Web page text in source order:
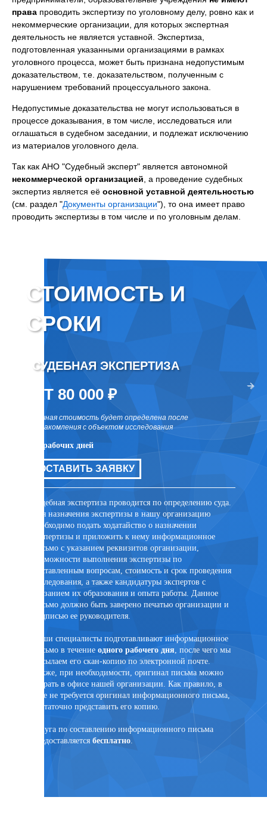
права проводить экспертизу по уголовному делу, ровно как и
некоммерческие организации, для которых экспертная
деятельность не является уставной. Экспертиза,
подготовленная указанными организациями в рамках
уголовного процесса, может быть признана недопустимым
доказательством, т.е. доказательством, полученным с
нарушением требований процессуального закона.
Недопустимые доказательства не могут использоваться в
процессе доказывания, в том числе, исследоваться или
оглашаться в судебном заседании, и подлежат исключению
из материалов уголовного дела.
Так как АНО "Судебный эксперт" является автономной
некоммерческой организацией, а проведение судебных
экспертиз является её основной уставной деятельностью
(см. раздел "Документы организации"), то она имеет право
проводить экспертизы в том числе и по уголовным делам.
СТОИМОСТЬ И
СРОКИ
СУДЕБНАЯ ЭКСПЕРТИЗА
ОТ 80 000 ₽
точная стоимость будет определена после
ознакомления с объектом исследования
10 рабочих дней
ОСТАВИТЬ ЗАЯВКУ
Судебная экспертиза проводится по определению суда.
Для назначения экспертизы в нашу организацию
необходимо подать ходатайство о назначении
экспертизы и приложить к нему информационное
письмо с указанием реквизитов организации,
возможности выполнения экспертизы по
поставленным вопросам, стоимость и срок проведения
исследования, а также кандидатуры экспертов с
указанием их образования и опыта работы. Данное
письмо должно быть заверено печатью организации и
подписью ее руководителя.
Наши специалисты подготавливают информационное
письмо в течение одного рабочего дня, после чего мы
высылаем его скан-копию по электронной почте.
Также, при необходимости, оригинал письма можно
забрать в офисе нашей организации. Как правило, в
суде не требуется оригинал информационного письма,
достаточно представить его копию.
Услуга по составлению информационного письма
предоставляется бесплатно.
ОТ
10
лицом.